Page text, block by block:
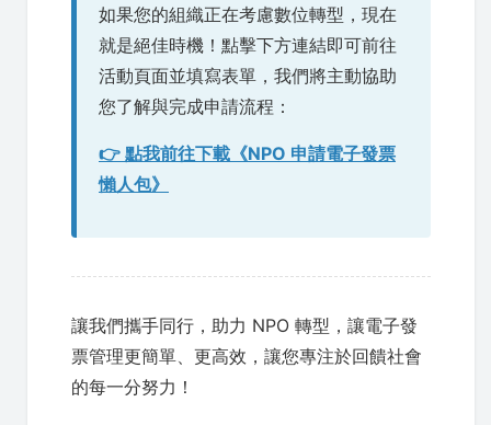
如果您的組織正在考慮數位轉型，現在
就是絕佳時機！點擊下方連結即可前往
活動頁面並填寫表單，我們將主動協助
您了解與完成申請流程：
👉 點我前往下載《NPO 申請電子發票
懶人包》
讓我們攜手同行，助力 NPO 轉型，讓電子發
票管理更簡單、更高效，讓您專注於回饋社會
的每一分努力！